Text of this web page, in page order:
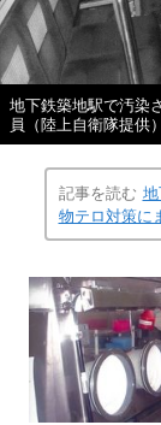
地下鉄築地駅で汚染
員（陸上自衛隊提
記事を読む
物テロ対策に